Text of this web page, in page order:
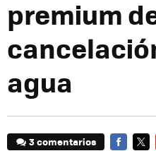
premium
agua
3 comentarios